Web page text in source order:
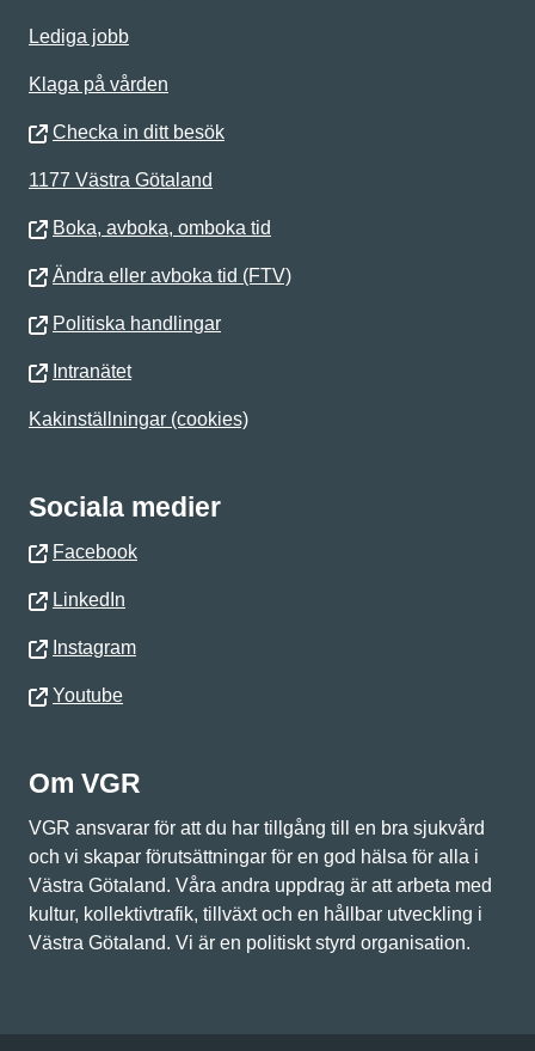
Lediga jobb
Klaga på vården
Checka in ditt besök
1177 Västra Götaland
Boka, avboka, omboka tid
Ändra eller avboka tid (FTV)
Politiska handlingar
Intranätet
Kakinställningar (cookies)
Sociala medier
Facebook
LinkedIn
Instagram
Youtube
Om VGR
VGR ansvarar för att du har tillgång till en bra sjukvård
och vi skapar förutsättningar för en god hälsa för alla i
Västra Götaland. Våra andra uppdrag är att arbeta med
kultur, kollektivtrafik, tillväxt och en hållbar utveckling i
Västra Götaland. Vi är en politiskt styrd organisation.